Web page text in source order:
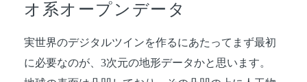
オ系オープンデータ
実世界のデジタルツインを作るにあたってまず最初
に必要なのが、3次元の地形データかと思います。